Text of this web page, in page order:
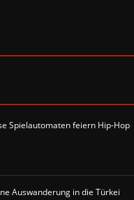
Spielautomaten feiern Hip-Hop
Auswanderung in die Türkei